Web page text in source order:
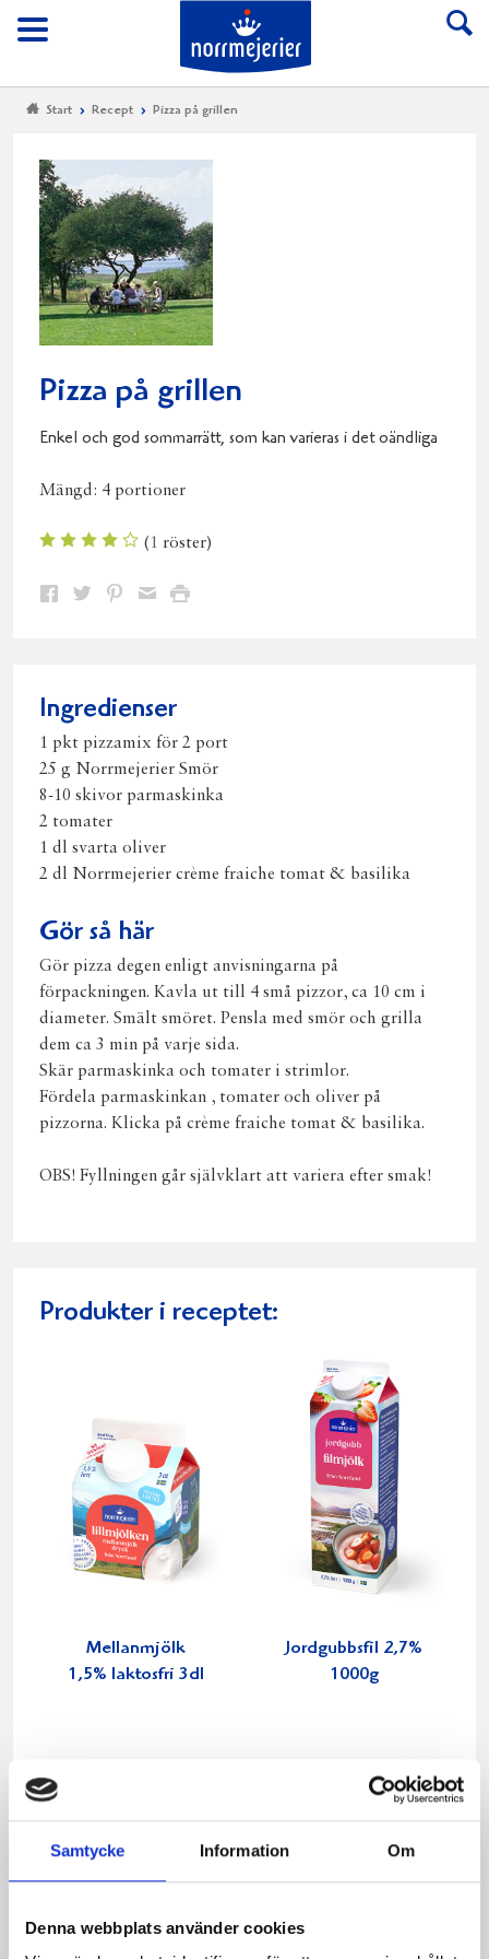
Samtycke Information Om
Denna webbplats använder cookies
Meny
Till Norrmejerier
Start Recept Pizza på grillen
Pizza på grillen
Enkel och god sommarrätt, som kan varieras i det oändliga
Mängd: 4 portioner
(1 röster)
Dela Dela Dela DelaSkriv
Ingredienser
1 pkt pizzamix för 2 port
25 g Norrmejerier Smör
8-10 skivor parmaskinka
2 tomater
1 dl svarta oliver
2 dl Norrmejerier crème fraiche tomat & basilika
Gör så här
Gör pizza degen enligt anvisningarna på
förpackningen. Kavla ut till 4 små pizzor, ca 10 cm i
diameter. Smält smöret. Pensla med smör och grilla
dem ca 3 min på varje sida.
Skär parmaskinka och tomater i strimlor.
Fördela parmaskinkan , tomater och oliver på
pizzorna. Klicka på crème fraiche tomat & basilika.
OBS! Fyllningen går självklart att variera efter smak!
Produkter i receptet:
Mellanmjölk
1,5% laktosfri 3dl
Jordgubbsfil 2,7%
1000g